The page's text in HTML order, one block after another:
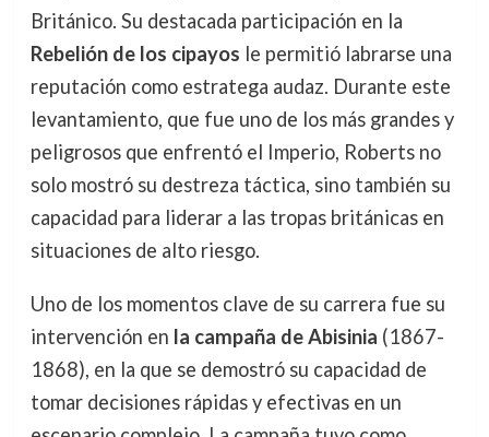
Británico. Su destacada participación en la
Rebelión de los cipayos le permitió labrarse una
reputación como estratega audaz. Durante este
levantamiento, que fue uno de los más grandes y
peligrosos que enfrentó el Imperio, Roberts no
solo mostró su destreza táctica, sino también su
capacidad para liderar a las tropas británicas en
situaciones de alto riesgo.
Uno de los momentos clave de su carrera fue su
intervención en la campaña de Abisinia (1867-
1868), en la que se demostró su capacidad de
tomar decisiones rápidas y efectivas en un